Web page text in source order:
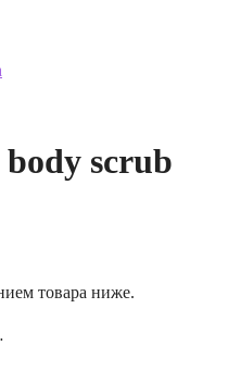
scrub
товара ниже.